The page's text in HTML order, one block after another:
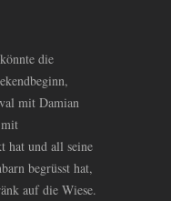
die
mit Damian
hat und all seine
begrüsst hat,
auf die Wiese.